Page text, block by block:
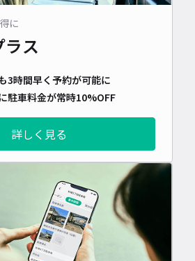
に
ス
3時間早く予約が可能に
駐車料金が常時10%OFF
詳しく見る